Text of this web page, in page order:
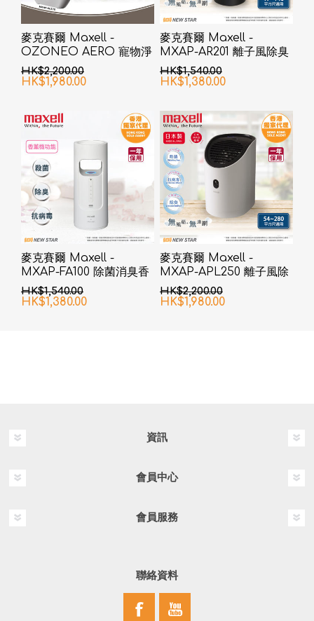
麥克賽爾 Maxell -
OZONEO AERO 寵物淨
味除菌座枱空氣清新機
MXAP-AE270 白色
HK$2,200.00
HK$1,980.00
麥克賽爾 Maxell -
MXAP-AR201 離子風除臭
抗菌機 黑色
HK$1,540.00
HK$1,380.00
麥克賽爾 Maxell -
MXAP-FA100 除菌消臭香
薰機
HK$1,540.00
HK$1,380.00
麥克賽爾 Maxell -
MXAP-APL250 離子風除
臭抗菌機 白色
HK$2,200.00
HK$1,980.00
資訊
會員中心
會員服務
聯絡資料